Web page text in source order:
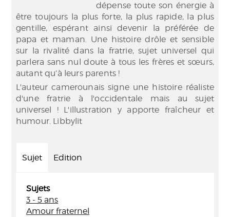
dépense toute son énergie à
être toujours la plus forte, la plus rapide, la plus
gentille, espérant ainsi devenir la préférée de
papa et maman. Une histoire drôle et sensible
sur la rivalité dans la fratrie, sujet universel qui
parlera sans nul doute à tous les frères et sœurs,
autant qu’à leurs parents !
L'auteur camerounais signe une histoire réaliste
d'une fratrie à l'occidentale mais au sujet
universel ! L'illustration y apporte fraîcheur et
humour. Libbylit
Sujet Edition
Sujets
3 - 5 ans
Amour fraternel